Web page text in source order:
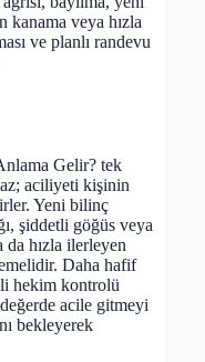
kanama veya hızla
ve planlı randevu
Gelir? tek
aciliyeti kişinin
Yeni bilinç
şiddetli göğüs veya
da hızla ilerleyen
Daha hafif
hekim kontrolü
acile gitmeyi
bekleyerek